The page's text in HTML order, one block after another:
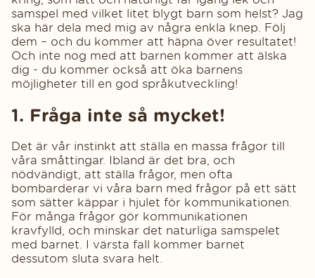
samspel med vilket litet blygt barn som helst? Jag
ska här dela med mig av några enkla knep. Följ
dem – och du kommer att häpna över resultatet!
Och inte nog med att barnen kommer att älska
dig - du kommer också att öka barnens
möjligheter till en god språkutveckling!
1. Fråga inte så mycket!
Det är vår instinkt att ställa en massa frågor till
våra småttingar. Ibland är det bra, och
nödvändigt, att ställa frågor, men ofta
bombarderar vi våra barn med frågor på ett sätt
som sätter käppar i hjulet för kommunikationen.
För många frågor gör kommunikationen
kravfylld, och minskar det naturliga samspelet
med barnet. I värsta fall kommer barnet
dessutom sluta svara helt.